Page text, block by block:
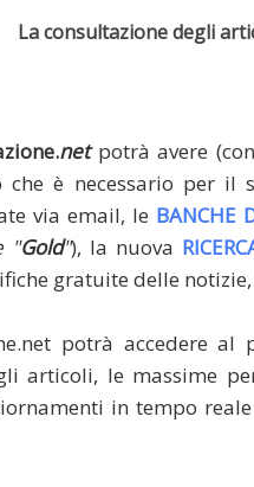
La consultazione degli
netpotrà avere
che è necessario per il
via email, le BANCHE
"Gold"), la nuova
gratuite delle
potrà accedere
articoli, le massime
in tempo